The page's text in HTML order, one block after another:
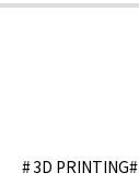
3D PRINTING